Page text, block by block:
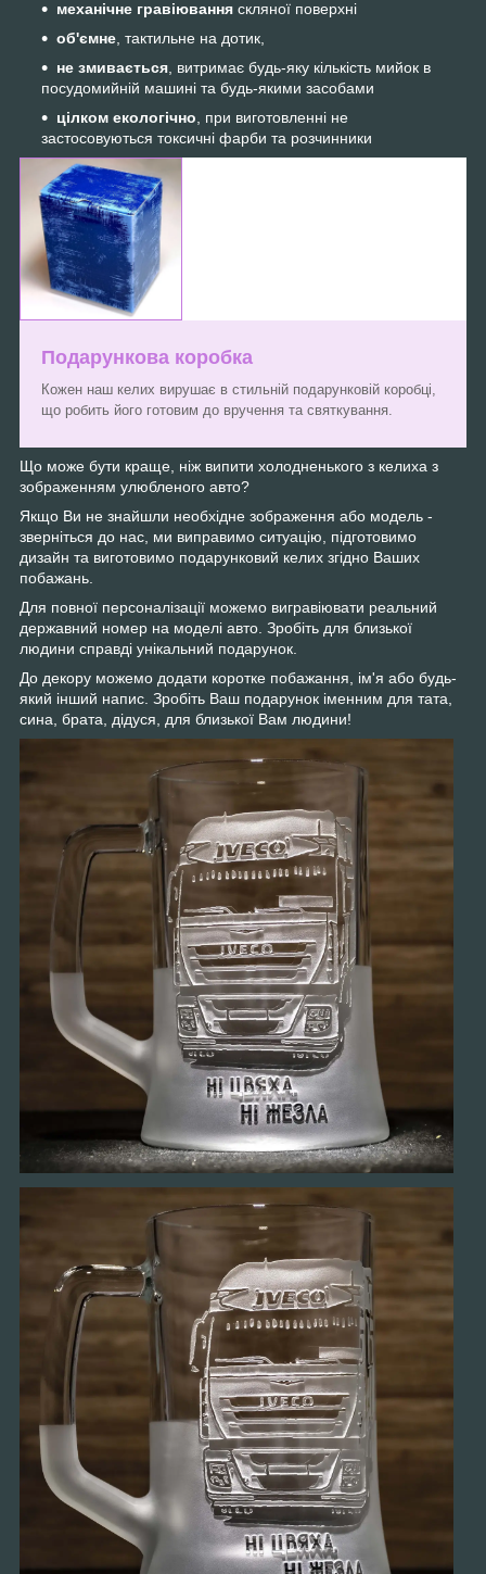
механічне гравіювання скляної поверхні
об'ємне , тактильне на дотик,
не змивається , витримає будь-яку кількість мийок в
посудомийній машині та будь-якими засобами
цілком екологічно , при виготовленні не
застосовуються токсичні фарби та розчинники
Подарункова коробка
Кожен наш келих вирушає в стильній подарунковій коробці,
що робить його готовим до вручення та святкування.
Що може бути краще, ніж випити холодненького з келиха з
зображенням улюбленого авто?
Якщо Ви не знайшли необхідне зображення або модель -
зверніться до нас, ми виправимо ситуацію, підготовимо
дизайн та виготовимо подарунковий келих згідно Ваших
побажань.
Для повної персоналізації можемо вигравіювати реальний
державний номер на моделі авто. Зробіть для близької
людини справді унікальний подарунок.
До декору можемо додати коротке побажання, ім'я або будь-
який інший напис. Зробіть Ваш подарунок іменним для тата,
сина, брата, дідуся, для близької Вам людини!